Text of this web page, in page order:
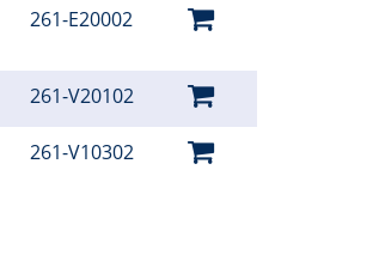
261-E20002
261-V20102
261-V10302